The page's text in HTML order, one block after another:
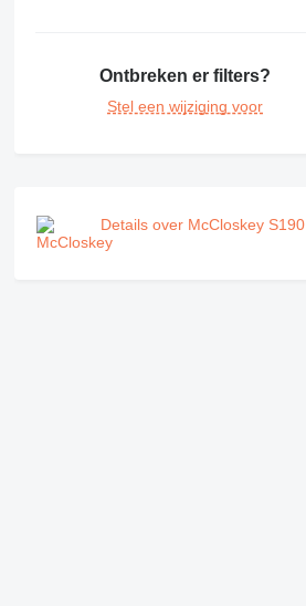
Ontbreken er filters?
Stel een wijziging voor
Details over McCloskey S190